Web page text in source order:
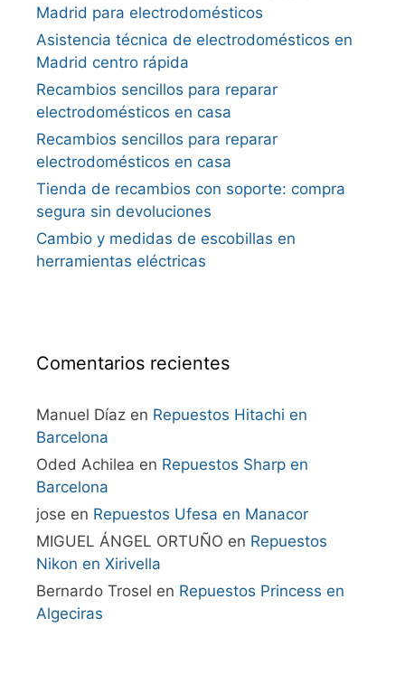
Madrid para electrodomésticos
Asistencia técnica de electrodomésticos en
Madrid centro rápida
Recambios sencillos para reparar
electrodomésticos en casa
Recambios sencillos para reparar
electrodomésticos en casa
Tienda de recambios con soporte: compra
segura sin devoluciones
Cambio y medidas de escobillas en
herramientas eléctricas
Comentarios recientes
Manuel Díaz en Repuestos Hitachi en
Barcelona
Oded Achilea en Repuestos Sharp en
Barcelona
jose en Repuestos Ufesa en Manacor
MIGUEL ÁNGEL ORTUÑO en Repuestos
Nikon en Xirivella
Bernardo Trosel en Repuestos Princess en
Algeciras